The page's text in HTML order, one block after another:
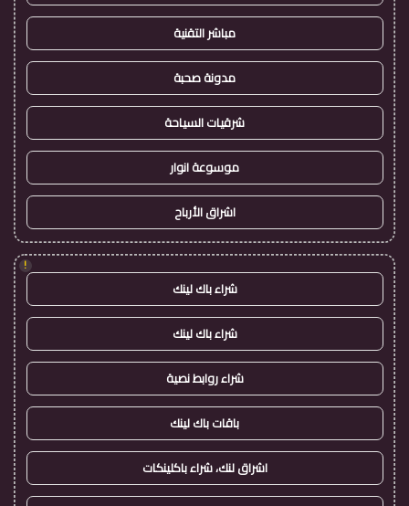
مباشر التقنية
مدونة صحبة
شرقيات السياحة
موسوعة انوار
اشراق الأرباح
!
شراء باك لينك
شراء باك لينك
شراء روابط نصية
باقات باك لينك
اشراق لنك، شراء باكلينكات